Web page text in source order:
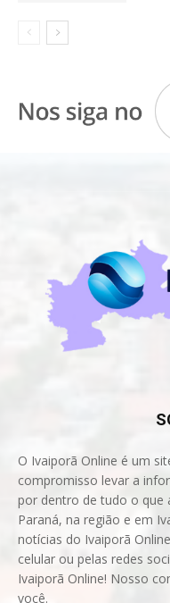
O Ivaiporã Online é um
compromisso levar a
por dentro de tudo o que
Paraná, na região e em
notícias do Ivaiporã
celular ou pelas redes
Ivaiporã Online! Nosso
você.